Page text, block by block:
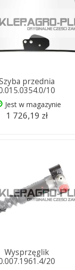
przednia
10
Jest w magazynie
1 726,19 zł
Wysprzęglik
20